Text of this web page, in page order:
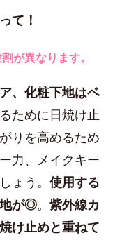
て！
が異なります。
、化粧下地はベ
ために日焼け止
りを高めるため
力、メイクキー
ょう。 使用する
が◎。 紫外線カ
け止めと重ねて